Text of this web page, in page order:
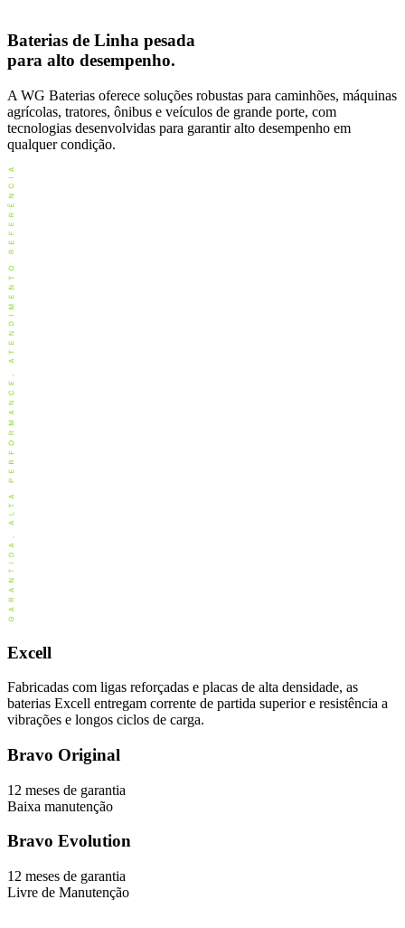
Baterias de Linha pesada
para alto desempenho.
A WG Baterias oferece soluções robustas para caminhões, máquinas
agrícolas, tratores, ônibus e veículos de grande porte, com
tecnologias desenvolvidas para garantir alto desempenho em
qualquer condição.
Excell
Fabricadas com ligas reforçadas e placas de alta densidade, as
baterias Excell entregam corrente de partida superior e resistência a
vibrações e longos ciclos de carga.
Bravo Original
12 meses de garantia
Baixa manutenção
Bravo Evolution
12 meses de garantia
Livre de Manutenção